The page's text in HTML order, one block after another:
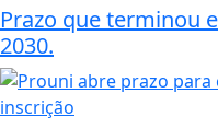
Prazo que terminou
2030.